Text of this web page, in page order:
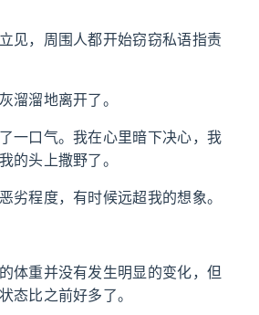
见，周围人都开始窃窃私语指责
溜溜地离开了。
一口气。我在心里暗下决心，我
的头上撒野了。
劣程度，有时候远超我的想象。
体重并没有发生明显的变化，但
态比之前好多了。